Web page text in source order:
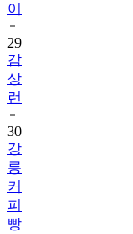
이
29
감
상
런
30
강
릉
커
피
빵